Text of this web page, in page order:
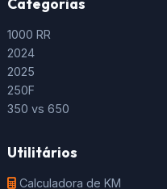
Categorias
1000 RR
2024
2025
250F
350 vs 650
Utilitários
Calculadora de KM